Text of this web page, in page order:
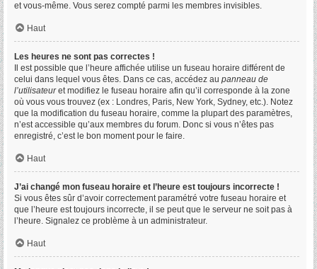
et vous-même. Vous serez compté parmi les membres invisibles.
Haut
Les heures ne sont pas correctes !
Il est possible que l’heure affichée utilise un fuseau horaire différent de
celui dans lequel vous êtes. Dans ce cas, accédez au panneau de
l’utilisateuret modifiez le fuseau horaire afin qu’il corresponde à la zone
où vous vous trouvez (ex : Londres, Paris, New York, Sydney, etc.). Notez
que la modification du fuseau horaire, comme la plupart des paramètres,
n’est accessible qu’aux membres du forum. Donc si vous n’êtes pas
enregistré, c’est le bon moment pour le faire.
Haut
J’ai changé mon fuseau horaire et l’heure est toujours incorrecte !
Si vous êtes sûr d’avoir correctement paramétré votre fuseau horaire et
que l’heure est toujours incorrecte, il se peut que le serveur ne soit pas à
l’heure. Signalez ce problème à un administrateur.
Haut